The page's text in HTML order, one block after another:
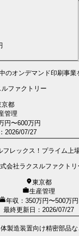
のオンデマンド印刷事
ファクトリー
京都
管理
円〜600万円
： 2026/07/27
レックス！プライム上
会社ラクスルファクトリ
東京都
生産管理
年収：350万円〜500万円
最終更新日 ： 2026/07/27
製造装置向け精密部品な